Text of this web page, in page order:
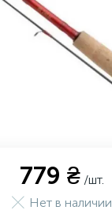
779 ₴ /шт.
Нет в наличии